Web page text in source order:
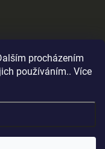
procházením
používáním.. Více